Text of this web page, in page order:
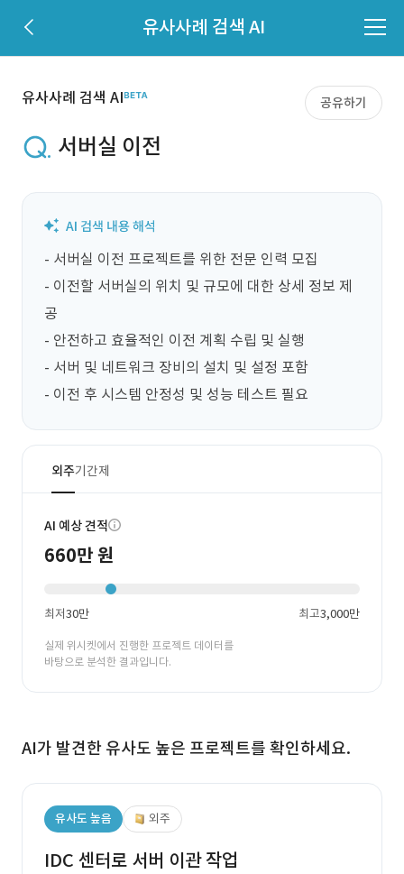
유사사례 검색 AI
유사사례 검색 AI 공유하기
서버실 이전
- 서버실 이전 프로젝트를 위한 전문 인력 모집
- 이전할 서버실의 위치 및 규모에 대한 상세 정보 제
공
- 안전하고 효율적인 이전 계획 수립 및 실행
- 서버 및 네트워크 장비의 설치 및 설정 포함
- 이전 후 시스템 안정성 및 성능 테스트 필요
외주기간제
AI 예상 견적
660만 원
최저30만 최고3,000만
실제 위시켓에서 진행한 프로젝트 데이터를
바탕으로 분석한 결과입니다.
AI가 발견한 유사도 높은 프로젝트를 확인하세요.
유사도 높음 외주
IDC 센터로 서버 이관 작업